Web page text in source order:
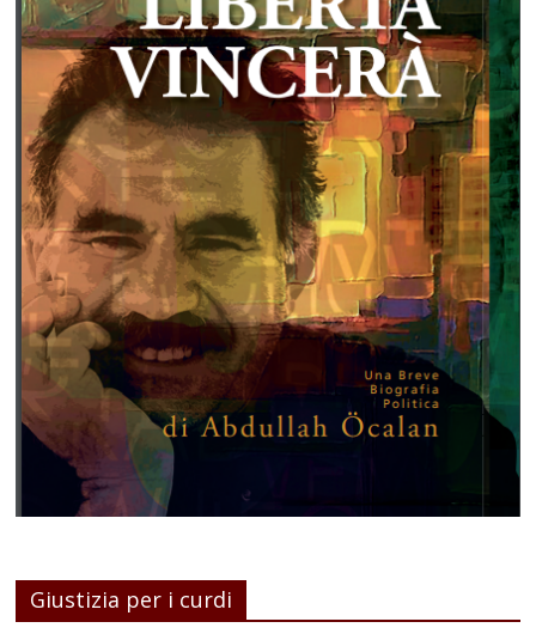
Giustizia per i curdi